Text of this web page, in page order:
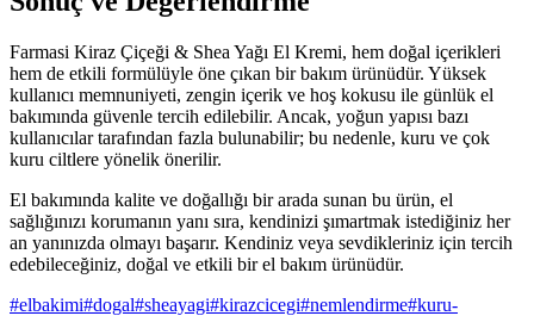
Farmasi Kiraz Çiçeği & Shea Yağı El Kremi, hem doğal içerikleri
hem de etkili formülüyle öne çıkan bir bakım ürünüdür. Yüksek
kullanıcı memnuniyeti, zengin içerik ve hoş kokusu ile günlük el
bakımında güvenle tercih edilebilir. Ancak, yoğun yapısı bazı
kullanıcılar tarafından fazla bulunabilir; bu nedenle, kuru ve çok
kuru ciltlere yönelik önerilir.
El bakımında kalite ve doğallığı bir arada sunan bu ürün, el
sağlığınızı korumanın yanı sıra, kendinizi şımartmak istediğiniz her
an yanınızda olmayı başarır. Kendiniz veya sevdikleriniz için tercih
edebileceğiniz, doğal ve etkili bir el bakım ürünüdür.
#elbakimi#dogal#sheayagi#kirazcicegi#nemlendirme#kuru-